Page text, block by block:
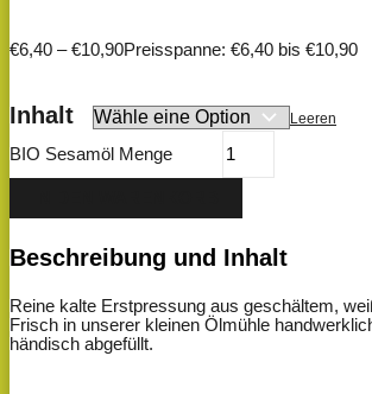
€6,40 –€10,90Preisspanne: €6,40 bis €10,90
Inhalt Leeren
BIO Sesamöl Menge
Beschreibung und Inhalt
Reine kalte Erstpressung aus geschältem,
Frisch in unserer kleinen Ölmühle
händisch abgefüllt.